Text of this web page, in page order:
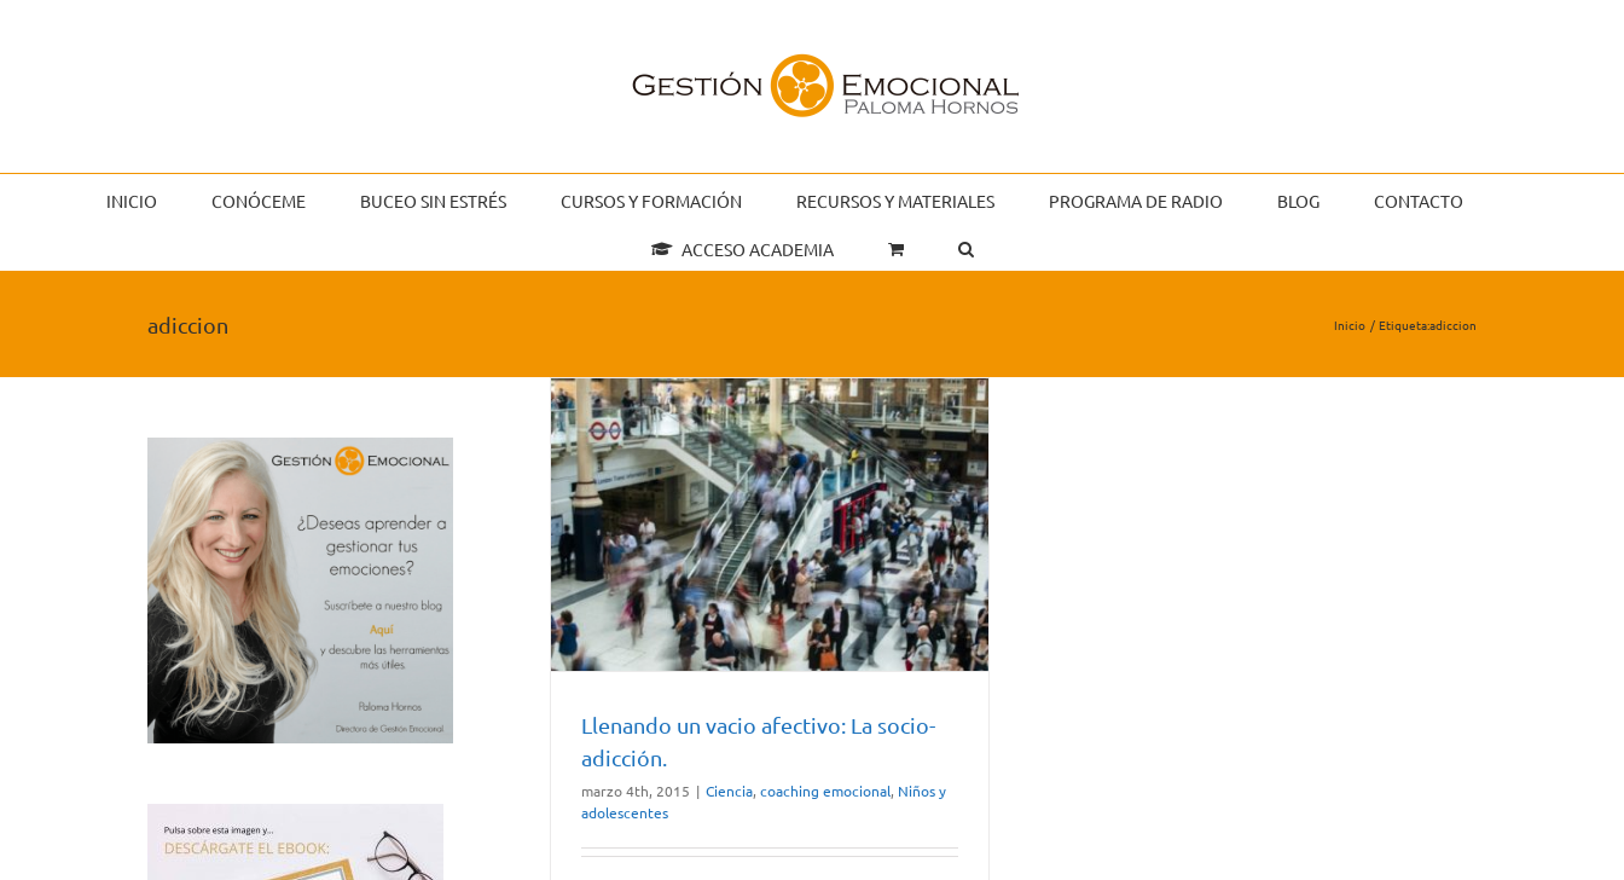
INICIO CONÓCEME BUCEO SIN ESTRÉS CURSOS Y FORMACIÓN RECURSOS Y MATERIALES PROGRAMA DE RADIO BLOG CONTACTO
ACCESO ACADEMIA
adiccion Inicio Etiqueta:adiccion
Llenando un vacio afectivo: La socio-
adicción.
marzo 4th, 2015 | Ciencia, coaching emocional, Niños y
adolescentes